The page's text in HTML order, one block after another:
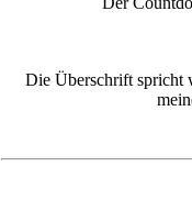
Die Überschrift spricht